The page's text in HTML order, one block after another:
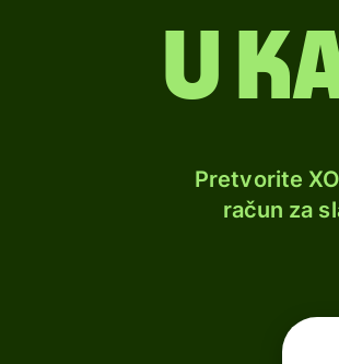
u
Pretvorite
račun za